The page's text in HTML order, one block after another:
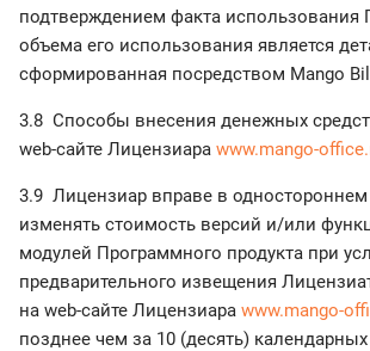
подтверждением факта использования
объема его использования является
сформированная посредством Mango
3.8 Способы внесения денежных
web-сайте Лицензиара www.mango-
3.9 Лицензиар вправе в
изменять стоимость версий и/или
модулей Программного продукта при
предварительного извещения
на web-сайте Лицензиара www.mango-
позднее чем за 10 (десять)